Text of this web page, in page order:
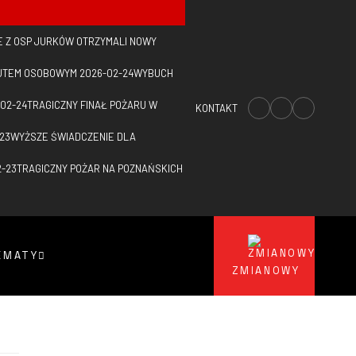
Z OSP JURKÓW OTRZYMALI NOWY
OSOBOWYM 2026-02-24WYBUCH
24TRAGICZNY FINAŁ POŻARU W
WYŻSZE ŚWIADCZENIE DLA
23TRAGICZNY POŻAR NA POZNAŃSKICH
KONTAKT
ZMIANOWY